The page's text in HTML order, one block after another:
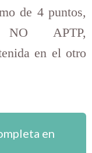
de 4 puntos,
APTP,
en el otro
en